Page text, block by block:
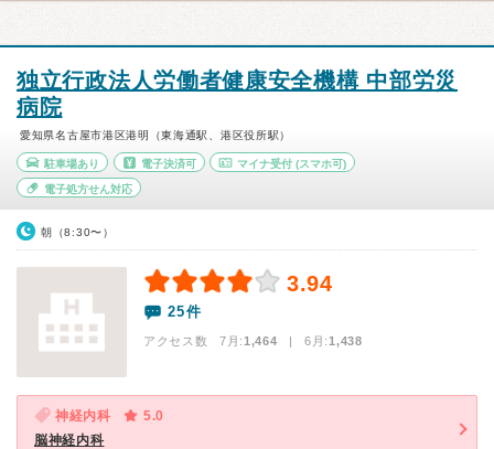
独立行政法人労働者健康安全機構 中部労災
病院
愛知県名古屋市港区港明（東海通駅、港区役所駅）
駐車場あり 電子決済可 マイナ受付 (スマホ可)
電子処方せん対応
朝（8:30〜）
3.94
25件
アクセス数 7月:1,464 | 6月:1,438
神経内科
5.0
脳神経内科